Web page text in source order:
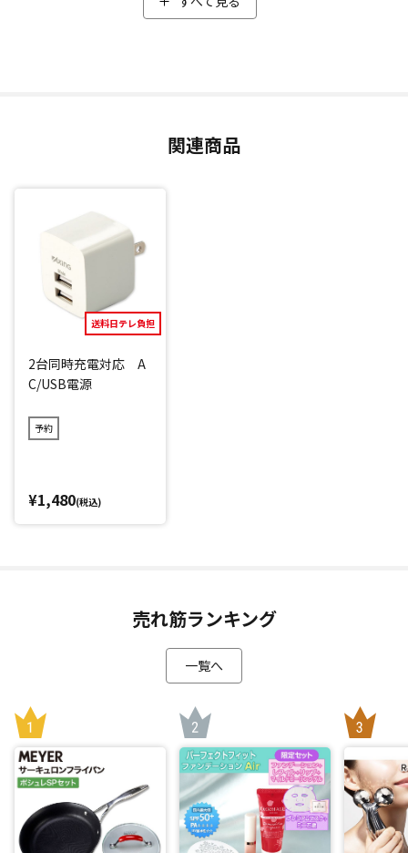
健康的な生活を続けるには下半身の筋肉がとても大切。特に
させた状態」と比べ、筋活動量が約342％も増加したというデ
1回たった3分でトレーニングできるため、忙しい方や運動が
苦手な方でも手軽に続けられます。
また、ボタンひとつだけで操作できるのもうれしいポイン
ト。
振動レベルは4段階あり、ボタン操作だけでレベル切り替え可
能。(*2)
さらに、骨盤まわりのバランスを保つ「骨盤底筋」も鍛えら
問題が気になる方にもオススメです。
部位に使用可能。
充電式のためどこでも持ち運べるので、仕事場や運転後の休
憩時間、一日の終わりのリフレッシュタイムなどさまざまな
また寒くなる季節や朝起きた時にもオススメです。
として活用してほしいというRIKACOさんの思いから、「ファ
インウェーブ」は福祉施設でも導入されています。
*1：試験日：2025年10月6日 試験協力：(有)月のうさぎ
*2：レベル1から使い始め、慣れてきたらレベルを上げてくだ
さい。
関連商品
送料日テレ負担
2台同時充電対応 A
C/USB電源
予約
¥1,480(税込)
売れ筋ランキング
一覧へ